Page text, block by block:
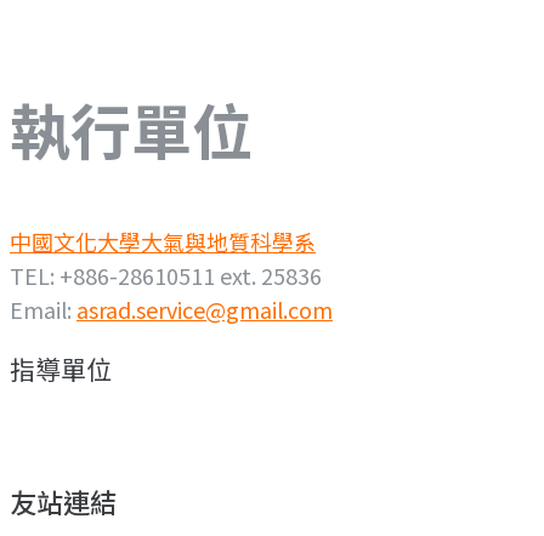
執行單位
中國文化大學大氣與地質科學系
TEL: +886-28610511 ext. 25836
Email: asrad.service@gmail.com
指導單位
友站連結